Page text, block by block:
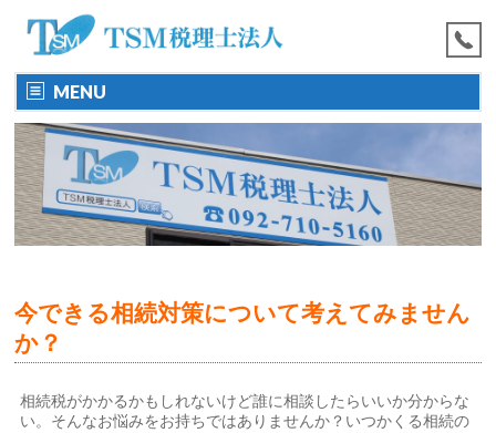
MENU
今できる相続対策について考えてみません
か？
相続税がかかるかもしれないけど誰に相談したらいいか分からな
い。そんなお悩みをお持ちではありませんか？いつかくる相続の